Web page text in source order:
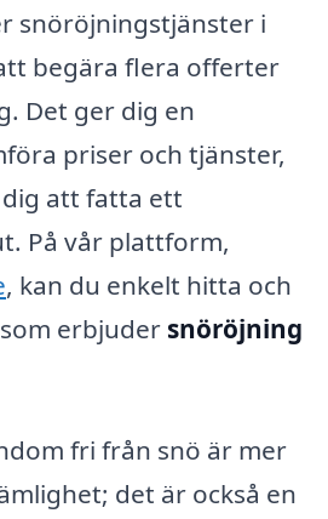
snöröjningstjänster i
begära flera offerter
Det ger dig en
priser och tjänster,
att fatta ett
På vår plattform,
, kan du enkelt hitta och
erbjuder snöröjning
fri från snö är mer
det är också en